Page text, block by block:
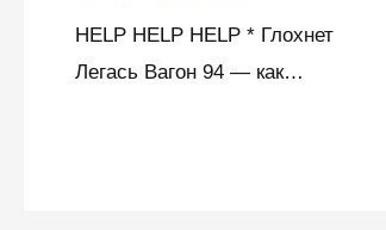
HELP HELP HELP * Глохнет
Легась Вагон 94 — как…